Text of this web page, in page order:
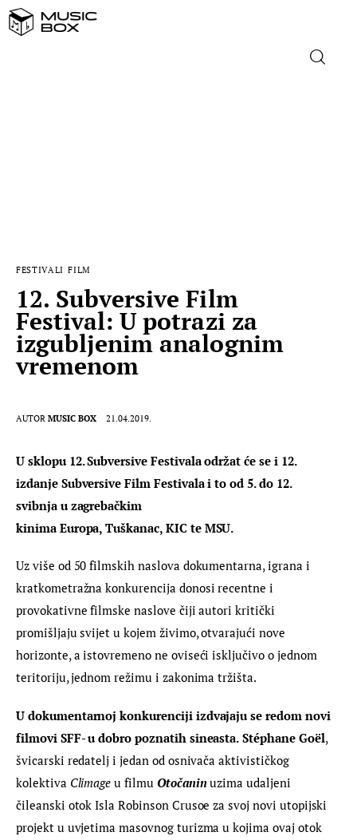
MUSIC BOX
FESTIVALI FILM
12. Subversive Film
Festival: U potrazi za
izgubljenim analognim
vremenom
AUTOR MUSIC BOX 21.04.2019.
U sklopu 12. Subversive Festivala održat će se i 12.
izdanje Subversive Film Festivala i to od 5. do 12.
svibnja u zagrebačkim
kinima Europa, Tuškanac, KIC te MSU.
Uz više od 50 filmskih naslova dokumentarna, igrana i
kratkometražna konkurencija donosi recentne i
provokativne filmske naslove čiji autori kritički
promišljaju svijet u kojem živimo, otvarajući nove
horizonte, a istovremeno ne oviseći isključivo o jednom
teritoriju, jednom režimu i zakonima tržišta.
U dokumentarnoj konkurenciji izdvajaju se redom novi
filmovi SFF- u dobro poznatih sineasta. Stéphane Goël,
švicarski redatelj i jedan od osnivača aktivističkog
kolektiva Climage u filmu Otočanin uzima udaljeni
čileanski otok Isla Robinson Crusoe za svoj novi utopijski
projekt u uvjetima masovnog turizma u kojima ovaj otok